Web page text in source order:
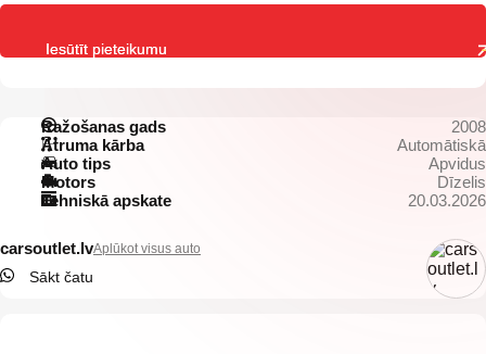
Ražošanas gads
2008
Ātruma kārba
Automātiskā
Auto tips
Apvidus
Motors
Dīzelis
Tehniskā apskate
20.03.2026
carsoutlet.lvAplūkot visus auto
Sākt čatu